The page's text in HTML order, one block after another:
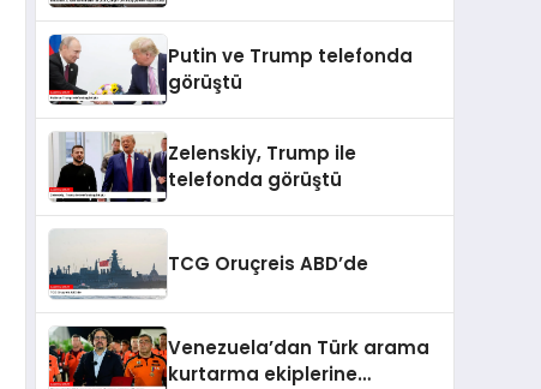
Putin ve Trump telefonda
görüştü
Zelenskiy, Trump ile
telefonda görüştü
TCG Oruçreis ABD’de
Venezuela’dan Türk arama
kurtarma ekiplerine